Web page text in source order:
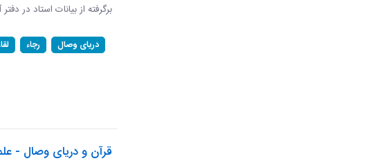
برگرفته از بیانات استاد در دفتر
دریای وصال رجاء
قرآن و دریای وصال -